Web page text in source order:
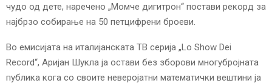
чудо од дете, наречено „Момче дигитрон“ постави рекорд за
најбрзо собирање на 50 петцифрени броеви.
Во емисијата на италијанската ТВ серија „Lo Show Dei
Record“, Аријан Шукла ја остави без зборови многубројната
публика кога со своите неверојатни математички вештини ја